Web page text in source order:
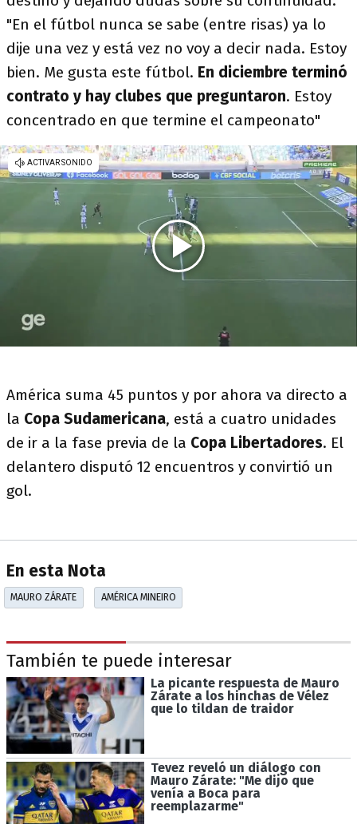
"En el fútbol nunca se sabe (entre risas) ya lo
dije una vez y está vez no voy a decir nada. Estoy
bien. Me gusta este fútbol. En diciembre terminó
contrato y hay clubes que preguntaron. Estoy
concentrado en que termine el campeonato"
América suma 45 puntos y por ahora va directo a
la Copa Sudamericana, está a cuatro unidades
de ir a la fase previa de la Copa Libertadores. El
delantero disputó 12 encuentros y convirtió un
gol.
En esta Nota
MAURO ZÁRATE AMÉRICA MINEIRO
También te puede interesar
La picante respuesta de Mauro
Zárate a los hinchas de Vélez
que lo tildan de traidor
Tevez reveló un diálogo con
Mauro Zárate: "Me dijo que
venía a Boca para
reemplazarme"